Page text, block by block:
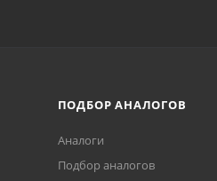
ПОДБОР АНАЛОГОВ
Аналоги
Подбор аналогов